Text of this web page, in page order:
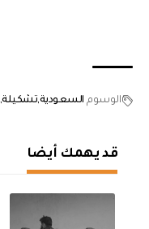
الوسوم السعوديةتشكيلة
قد يهمك أيضا